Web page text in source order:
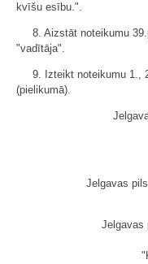
kvīšu esību.".
8. Aizstāt noteikumu
"vadītāja".
9. Izteikt noteikumu 1.,
(pielikumā).
Jelgavas
Jelgavas